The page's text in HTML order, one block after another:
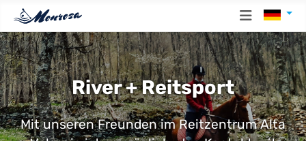
River + Reitsport
Mit unseren Freunden im Reitzentrum Alta